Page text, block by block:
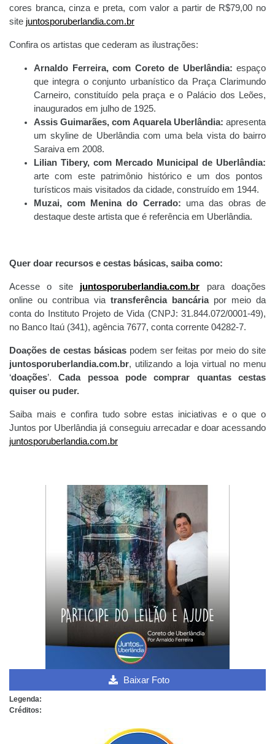
cores branca, cinza e preta, com valor a partir de R$79,00 no
site juntosporuberlandia.com.br
Confira os artistas que cederam as ilustrações:
Arnaldo Ferreira, com Coreto de Uberlândia: espaço
que integra o conjunto urbanístico da Praça Clarimundo
Carneiro, constituído pela praça e o Palácio dos Leões,
inaugurados em julho de 1925.
Assis Guimarães, com Aquarela Uberlândia: apresenta
um skyline de Uberlândia com uma bela vista do bairro
Saraiva em 2008.
Lilian Tibery, com Mercado Municipal de Uberlândia:
arte com este patrimônio histórico e um dos pontos
turísticos mais visitados da cidade, construído em 1944.
Muzai, com Menina do Cerrado: uma das obras de
destaque deste artista que é referência em Uberlândia.
Quer doar recursos e cestas básicas, saiba como:
Acesse o site juntosporuberlandia.com.br para doações
online ou contribua via transferência bancária por meio da
conta do Instituto Projeto de Vida (CNPJ: 31.844.072/0001-49),
no Banco Itaú (341), agência 7677, conta corrente 04282-7.
Doações de cestas básicaspodem ser feitas por meio do site
juntosporuberlandia.com.br, utilizando a loja virtual no menu
‘doações’.Cada pessoa pode comprar quantas cestas
quiser ou puder.
Saiba mais e confira tudo sobre estas iniciativas e o que o
Juntos por Uberlândia já conseguiu arrecadar e doar acessando
juntosporuberlandia.com.br
Baixar Foto
Legenda:
Créditos: